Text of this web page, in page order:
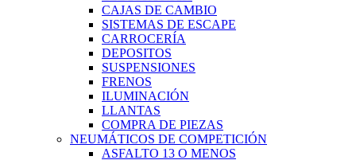
CAJAS DE CAMBIO
SISTEMAS DE ESCAPE
CARROCERÍA
DEPOSITOS
SUSPENSIONES
FRENOS
ILUMINACIÓN
LLANTAS
COMPRA DE PIEZAS
NEUMÁTICOS DE COMPETICIÓN
ASFALTO 13 O MENOS